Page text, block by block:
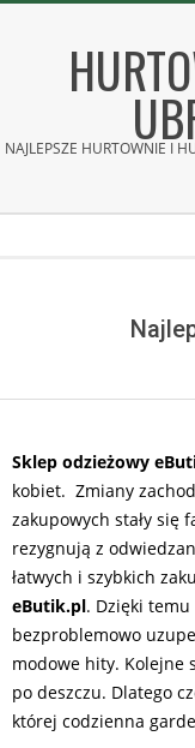
NAJLEPSZE HURTOWNIE I
Sklep odzieżowy
kobiet. Zmiany
zakupowych stały się
rezygnują z
łatwych i szybkich
eButik.pl. Dzięki temu
bezproblemowo
modowe hity. Kolejne
po deszczu. Dlatego
której codzienna